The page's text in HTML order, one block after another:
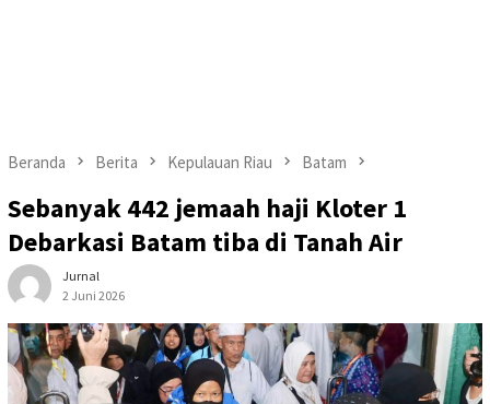
Beranda Berita Kepulauan Riau Batam
Sebanyak 442 jemaah haji Kloter 1
Debarkasi Batam tiba di Tanah Air
Jurnal
2 Juni 2026